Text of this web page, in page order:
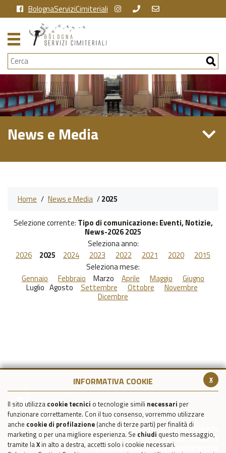
x
INFORMATIVA COOKIE
Il sito utilizza cookie tecnici o tecnologie simili necessari per
funzionare correttamente. Con il tuo consenso, vorremmo utilizzare
anche cookie di profilazione (anche di terze parti) per finalità di
marketing o per una migliore esperienza. Se chiudi questo messaggio,
tramite laX in alto a destra, accetti solo i cookie necessari.
BolognaServiziCimiteriali
Cerca
News e Media
Home / News e Media /2025
Selezione corrente: Tipo di comunicazione: Eventi, Notizie,
News-2026 2025
Seleziona anno:
2026
2025 2024 2023 2022 2021 2020
2015
Seleziona mese:
Gennaio
Febbraio Marzo Aprile Maggio Giugno
Luglio Agosto Settembre Ottobre Novembre
Dicembre
Via della Certosa 18, 40134 Bologna
Tel. 051 6150811
C.F./P.IVA Reg. Imp. BO 03079781203